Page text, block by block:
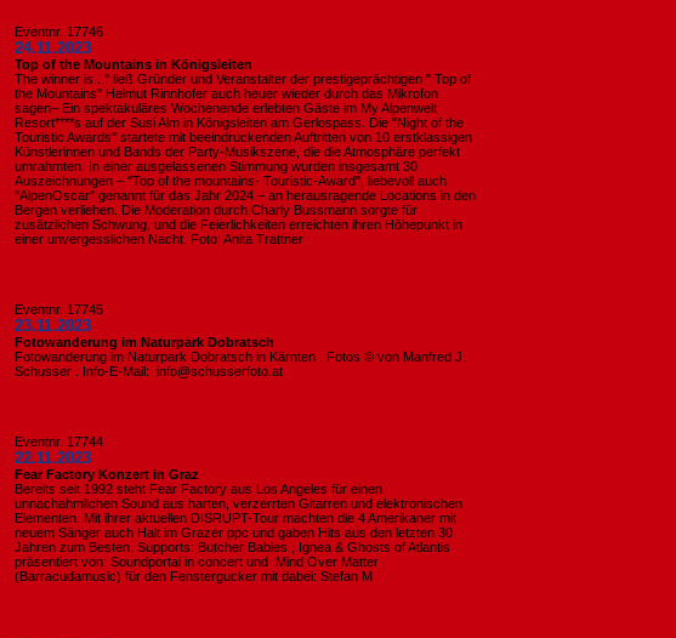
Eventnr. 17746
24.11.2023
Top of the Mountains in Königsleiten
The winner is..." ließ Gründer und Veranstalter der prestigeprächtigen " Top of
the Mountains" Helmut Rinnhofer auch heuer wieder durch das Mikrofon
sagen– Ein spektakuläres Wochenende erlebten Gäste im My Alpenwelt
Resort****s auf der Susi Alm in Königsleiten am Gerlospass. Die "Night of the
Touristic Awards" startete mit beeindruckenden Auftritten von 10 erstklassigen
Künstlerinnen und Bands der Party-Musikszene, die die Atmosphäre perfekt
umrahmten. In einer ausgelassenen Stimmung wurden insgesamt 30
Auszeichnungen – "Top of the mountains- Touristic-Award", liebevoll auch
"AlpenOscar" genannt für das Jahr 2024 – an herausragende Locations in den
Bergen verliehen. Die Moderation durch Charly Bussmann sorgte für
zusätzlichen Schwung, und die Feierlichkeiten erreichten ihren Höhepunkt in
einer unvergesslichen Nacht. Foto; Anita Trattner
Eventnr. 17745
23.11.2023
Fotowanderung im Naturpark Dobratsch
Fotowanderung im Naturpark Dobratsch in Kärnten . Fotos © von Manfred J.
Schusser . Info-E-Mail: info@schusserfoto.at
Eventnr. 17744
22.11.2023
Fear Factory Konzert in Graz
Bereits seit 1992 steht Fear Factory aus Los Angeles für einen
unnachahmlichen Sound aus harten, verzerrten Gitarren und elektronischen
Elementen. Mit ihrer aktuellen DISRUPT-Tour machten die 4 Amerikaner mit
neuem Sänger auch Halt im Grazer ppc und gaben Hits aus den letzten 30
Jahren zum Besten. Supports: Butcher Babies , Ignea & Ghosts of Atlantis
präsentiert von: Soundportal in concert und Mind Over Matter
(Barracudamusic) für den Fenstergucker mit dabei: Stefan M